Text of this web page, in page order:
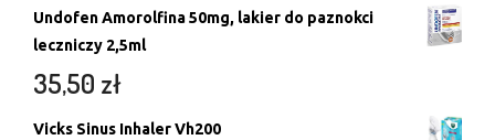
Undofen Amorolfina 50mg, lakier do paznokci
leczniczy 2,5ml
35,50 zł
Vicks Sinus Inhaler Vh200